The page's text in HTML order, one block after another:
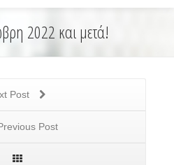
2022 και μετά!
Post
Post